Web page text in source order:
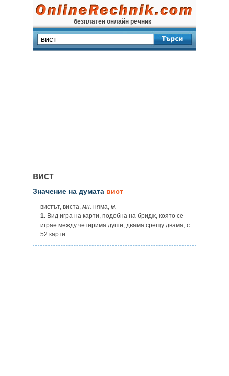
безплатен онлайн речник
вист
Значение на думата вист
вистът, виста, мн. няма, м.
1. Вид игра на карти, подобна на бридж, която се
играе между четирима души, двама срещу двама, с
52 карти.